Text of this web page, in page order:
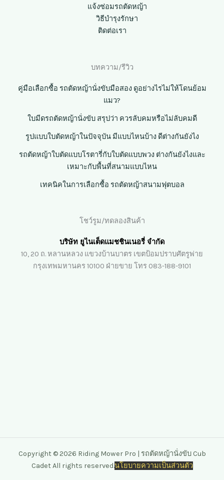
แจ้งซ่อมรถตัดหญ้า
วิธีบำรุงรักษา
ติดต่อเรา
บทความ/รีวิว
คู่มือเลือกซื้อ รถตัดหญ้านั่งขับมือสอง ดูอย่างไรไม่ให้โดนย้อม
แมว?
ใบมีดรถตัดหญ้านั่งขับ สรุปว่า ควรลับคมหรือไม่ลับคมดี
รูปแบบใบตัดหญ้าในปัจจุบัน มีแบบไหนบ้าง ดีต่างกันยังไง
รถตัดหญ้าใบตัดแบบโรตารี่กับใบตัดแบบพวง ต่างกันยังไงและ
เหมาะกับพื้นที่สนามแบบไหน
เทคนิคในการเลือกซื้อ รถตัดหญ้าสนามฟุตบอล
โชว์รูม/ทดลองสินค้า
บริษัท ยูไนเต็ดแมชชินเนอรี่ จำกัด
10, 20 ถ. หลานหลวง แขวงบ้านบาตร เขตป้อมปราบศัตรูพ่าย
กรุงเทพมหานคร 10100 ฝ่ายขาย โทร 083-188-9101
Copyright © 2026 Riding Mower Pro | รถตัดหญ้านั่งขับ Cub
Cadet All rights reserved.นโยบายความเป็นส่วนตัว